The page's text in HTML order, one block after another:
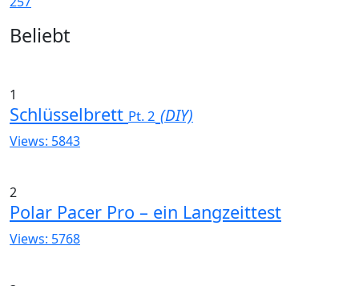
Widgets
Beliebt
1
Schlüsselbrett Pt. 2 (DIY)
Views: 5843
2
Polar Pacer Pro – ein Langzeittest
Views: 5768